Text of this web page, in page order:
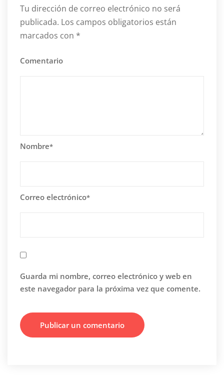
Tu dirección de correo electrónico no será
publicada. Los campos obligatorios están
marcados con *
Comentario
Nombre*
Correo electrónico*
Guarda mi nombre, correo electrónico y web en
este navegador para la próxima vez que comente.